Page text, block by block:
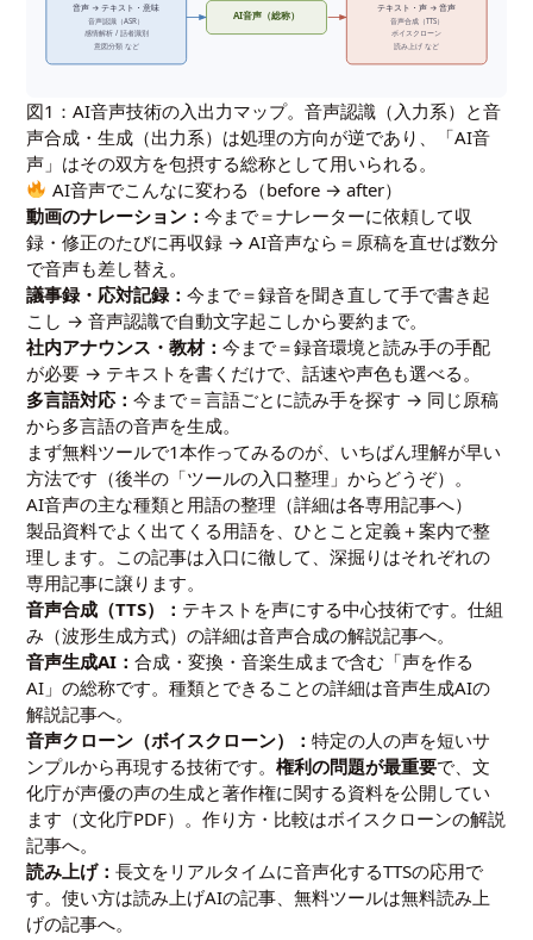
音声 → テキスト・意味
音声認識（ASR）
感情解析 / 話者識別
意図分類 など
AI音声（総称）
テキスト・声 → 音声
音声合成（TTS）
ボイスクローン
読み上げ など
図1：AI音声技術の入出力マップ。音声認識（入力系）と音
声合成・生成（出力系）は処理の方向が逆であり、「AI音
声」はその双方を包摂する総称として用いられる。
AI音声でこんなに変わる（before → after）
動画のナレーション：今まで＝ナレーターに依頼して収
録・修正のたびに再収録 → AI音声なら＝原稿を直せば数分
で音声も差し替え。
議事録・応対記録：今まで＝録音を聞き直して手で書き起
こし → 音声認識で自動文字起こしから要約まで。
社内アナウンス・教材：今まで＝録音環境と読み手の手配
が必要 → テキストを書くだけで、話速や声色も選べる。
多言語対応：今まで＝言語ごとに読み手を探す → 同じ原稿
から多言語の音声を生成。
まず無料ツールで1本作ってみるのが、いちばん理解が早い
方法です（後半の「ツールの入口整理」からどうぞ）。
AI音声の主な種類と用語の整理（詳細は各専用記事へ）
製品資料でよく出てくる用語を、ひとこと定義＋案内で整
理します。この記事は入口に徹して、深掘りはそれぞれの
専用記事に譲ります。
音声合成（TTS）： テキストを声にする中心技術です。仕組
み（波形生成方式）の詳細は音声合成の解説記事へ。
音声生成AI：合成・変換・音楽生成まで含む「声を作る
AI」の総称です。種類とできることの詳細は音声生成AIの
解説記事へ。
音声クローン（ボイスクローン）：特定の人の声を短いサ
ンプルから再現する技術です。権利の問題が最重要で、文
化庁が声優の声の生成と著作権に関する資料を公開してい
ます（文化庁PDF）。作り方・比較はボイスクローンの解説
記事へ。
読み上げ：長文をリアルタイムに音声化するTTSの応用で
す。使い方は読み上げAIの記事 、無料ツールは無料読み上
げの記事へ。